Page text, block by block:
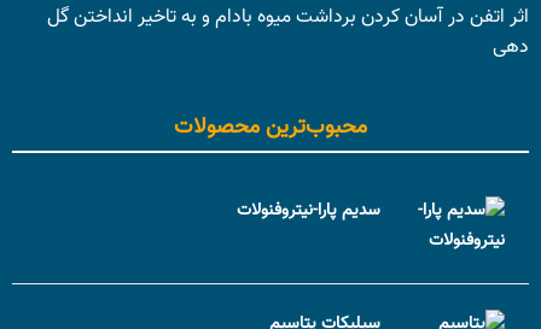
اثر اتفن در آسان کردن برداشت میوه بادام و به تاخیر انداختن گل
دهی
محبوب‌ترین محصولات
سدیم پارا-نیتروفنولات
سیلیکات پتاسیم